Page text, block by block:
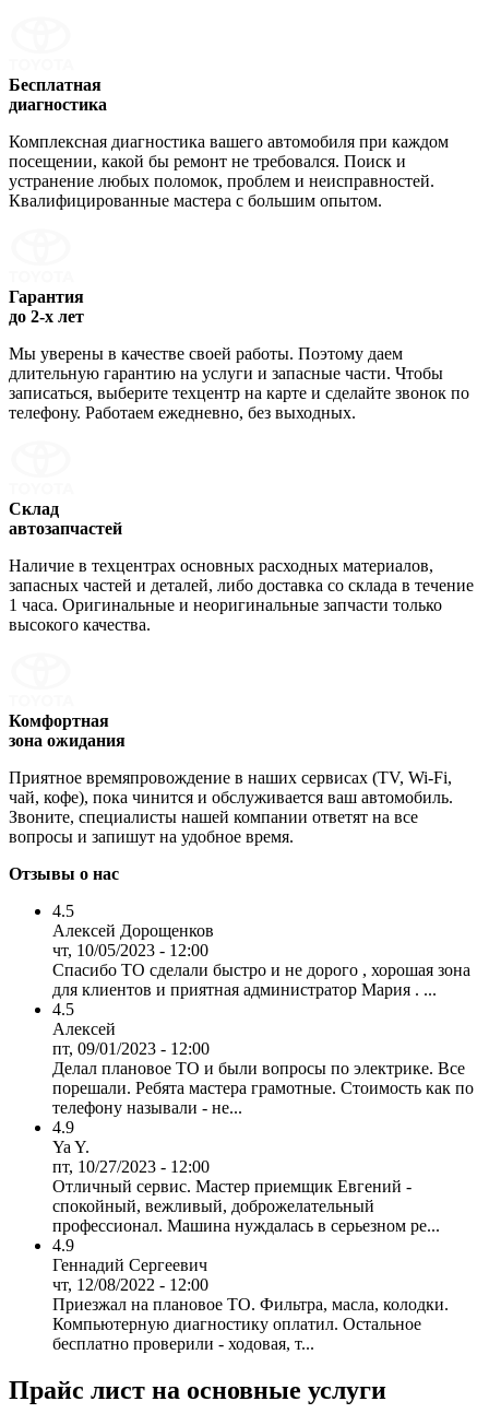
Бесплатная
диагностика
Комплексная диагностика вашего автомобиля при каждом
посещении, какой бы ремонт не требовался. Поиск и
устранение любых поломок, проблем и неисправностей.
Квалифицированные мастера с большим опытом.
Гарантия
до 2-х лет
Мы уверены в качестве своей работы. Поэтому даем
длительную гарантию на услуги и запасные части. Чтобы
записаться, выберите техцентр на карте и сделайте звонок по
телефону. Работаем ежедневно, без выходных.
Склад
автозапчастей
Наличие в техцентрах основных расходных материалов,
запасных частей и деталей, либо доставка со склада в течение
1 часа. Оригинальные и неоригинальные запчасти только
высокого качества.
Комфортная
зона ожидания
Приятное времяпровождение в наших сервисах (TV, Wi-Fi,
чай, кофе), пока чинится и обслуживается ваш автомобиль.
Звоните, специалисты нашей компании ответят на все
вопросы и запишут на удобное время.
Отзывы о нас
4.5
Алексей Дорощенков
чт, 10/05/2023 - 12:00
Спасибо ТО сделали быстро и не дорого , хорошая зона
для клиентов и приятная администратор Мария . ...
4.5
Алексей
пт, 09/01/2023 - 12:00
Делал плановое ТО и были вопросы по электрике. Все
порешали. Ребята мастера грамотные. Стоимость как по
телефону называли - не...
4.9
Ya Y.
пт, 10/27/2023 - 12:00
Отличный сервис. Мастер приемщик Евгений -
спокойный, вежливый, доброжелательный
профессионал. Машина нуждалась в серьезном ре...
4.9
Геннадий Сергеевич
чт, 12/08/2022 - 12:00
Приезжал на плановое ТО. Фильтра, масла, колодки.
Компьютерную диагностику оплатил. Остальное
бесплатно проверили - ходовая, т...
Прайс лист на основные услуги